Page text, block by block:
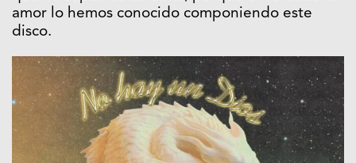
amor lo hemos conocido componiendo este
disco.